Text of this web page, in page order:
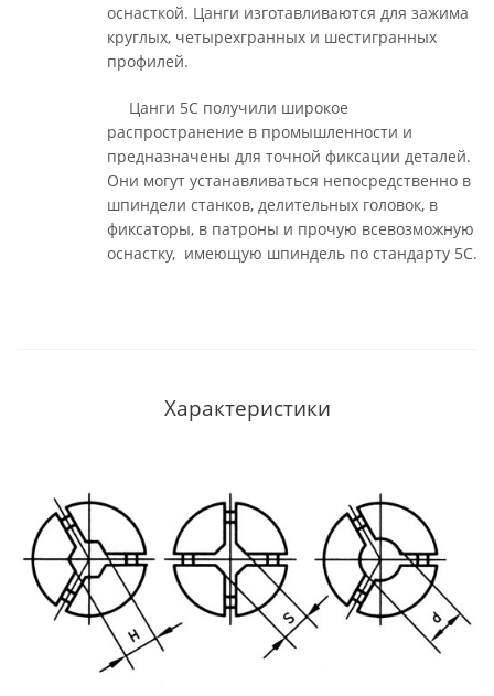
оснасткой. Цанги изготавливаются для зажима
круглых, четырехгранных и шестигранных
профилей.
Цанги 5С получили широкое
распространение в промышленности и
предназначены для точной фиксации деталей.
Они могут устанавливаться непосредственно в
шпиндели станков, делительных головок, в
фиксаторы, в патроны и прочую всевозможную
оснастку, имеющую шпиндель по стандарту 5С.
Характеристики